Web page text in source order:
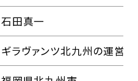
石田真一
ギラヴァンツ北九州の運営